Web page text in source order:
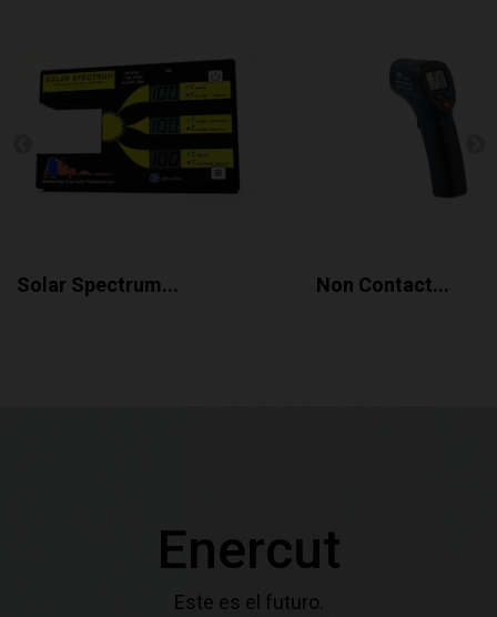
Solar Spectrum... Non Contact...
Enercut
Este es el futuro.